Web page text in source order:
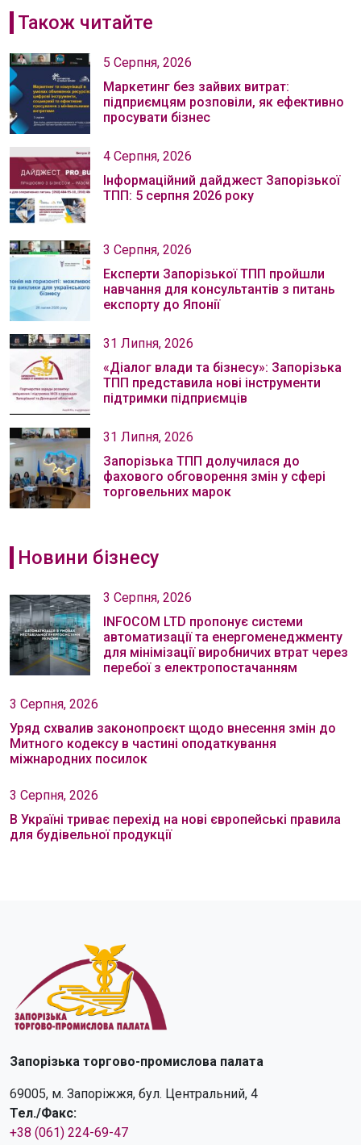
Також читайте
5 Серпня, 2026
Маркетинг без зайвих витрат:
підприємцям розповіли, як ефективно
просувати бізнес
4 Серпня, 2026
Інформаційний дайджест Запорізької
ТПП: 5 серпня 2026 року
3 Серпня, 2026
Експерти Запорізької ТПП пройшли
навчання для консультантів з питань
експорту до Японії
31 Липня, 2026
«Діалог влади та бізнесу»: Запорізька
ТПП представила нові інструменти
підтримки підприємців
31 Липня, 2026
Запорізька ТПП долучилася до
фахового обговорення змін у сфері
торговельних марок
Новини бізнесу
3 Серпня, 2026
INFOCOM LTD пропонує системи
автоматизації та енергоменеджменту
для мінімізації виробничих втрат через
перебої з електропостачанням
3 Серпня, 2026
Уряд схвалив законопроєкт щодо внесення змін до
Митного кодексу в частині оподаткування
міжнародних посилок
3 Серпня, 2026
В Україні триває перехід на нові європейські правила
для будівельної продукції
Запорізька торгово-промислова палата
69005, м. Запоріжжя, бул. Центральний, 4
Тел./Факс:
+38 (061) 224-69-47